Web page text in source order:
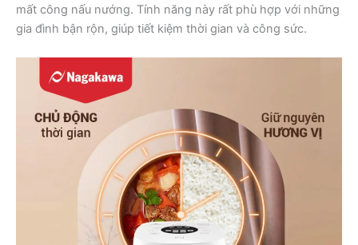
mất công nấu nướng. Tính năng này rất phù hợp với những
gia đình bận rộn, giúp tiết kiệm thời gian và công sức.